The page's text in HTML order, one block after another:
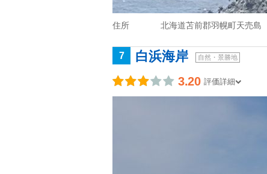
住所 北海道苫前郡羽幌町天売島
7 白浜海岸 自然・景勝地
3.20 評価詳細